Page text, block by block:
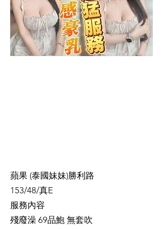
蘋果 (泰國妹妹)勝利路
153/48/真E
服務內容
殘廢澡 69品鮑 無套吹